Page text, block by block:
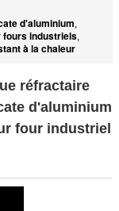
d'aluminium,
fours industriels,
à la chaleur
réfractaire
d'aluminium
four industriel